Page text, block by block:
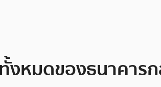
หมดของธนาคารก